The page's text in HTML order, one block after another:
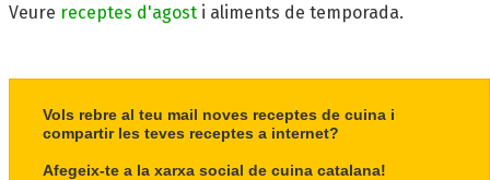
Veure receptes d'agost i aliments de temporada.
Vols rebre al teu mail noves receptes de cuina i
compartir les teves receptes a internet?
Afegeix-te a la xarxa social de cuina catalana!